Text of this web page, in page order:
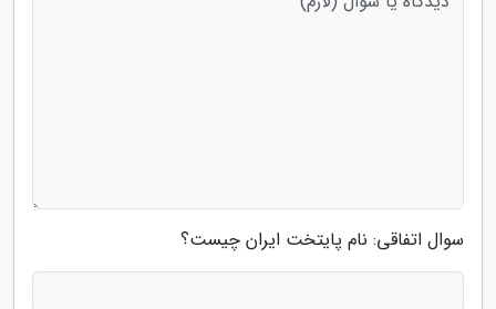
سوال اتفاقی: نام پایتخت ایران چیست؟